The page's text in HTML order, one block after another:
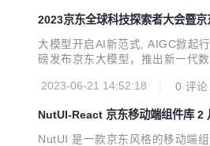
2023京东全球科技探索者大会暨京
大模型开启AI新范式, AIGC掀起
磅发布京东大模型，推出新一代
用科技点燃产业烟火，用实干推
2023-06-21 14:52:18 0 评论
NutUI-React 京东移动端组件库 2
NutUI 是一款京东风格的移动端